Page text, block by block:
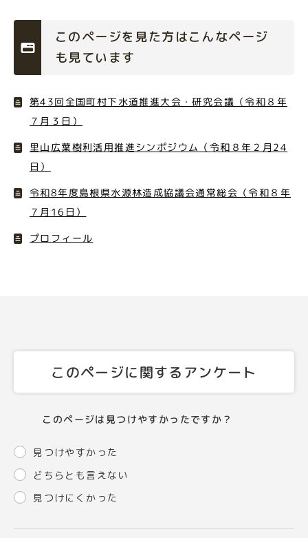
このページを見た方はこんなページ
も見ています
第43回全国町村下水道推進大会・研究会議（令和８年
７月３日）
里山広葉樹利活用推進シンポジウム（令和８年２月24
日）
令和8年度島根県水源林造成協議会通常総会（令和８年
７月16日）
プロフィール
このページに関するアンケート
このページは見つけやすかったですか？
見つけやすかった
どちらとも言えない
見つけにくかった